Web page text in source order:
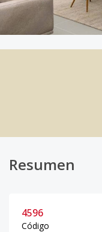
Resumen
4596
Código